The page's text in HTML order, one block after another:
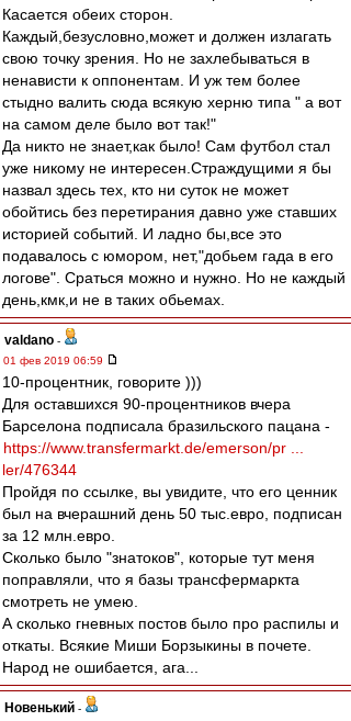
Касается обеих сторон.
Каждый,безусловно,может и должен излагать
свою точку зрения. Но не захлебываться в
ненависти к оппонентам. И уж тем более
стыдно валить сюда всякую херню типа " а вот
на самом деле было вот так!"
Да никто не знает,как было! Сам футбол стал
уже никому не интересен.Страждущими я бы
назвал здесь тех, кто ни суток не может
обойтись без перетирания давно уже ставших
историей событий. И ладно бы,все это
подавалось с юмором, нет,"добьем гада в его
логове". Сраться можно и нужно. Но не каждый
день,кмк,и не в таких обьемах.
valdano -
01 фев 2019 06:59
10-процентник, говорите )))
Для оставшихся 90-процентников вчера
Барселона подписала бразильского пацана -
https://www.transfermarkt.de/emerson/pr ...
ler/476344
Пройдя по ссылке, вы увидите, что его ценник
был на вчерашний день 50 тыс.евро, подписан
за 12 млн.евро.
Сколько было "знатоков", которые тут меня
поправляли, что я базы трансфермаркта
смотреть не умею.
А сколько гневных постов было про распилы и
откаты. Всякие Миши Борзыкины в почете.
Народ не ошибается, ага...
Новенький -